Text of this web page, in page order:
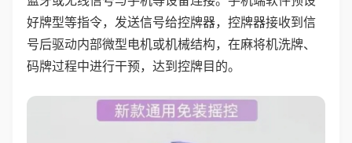
好牌型等指令，发送信号给控牌器，控牌器接收到信
号后驱动内部微型电机或机械结构，在麻将机洗牌、
码牌过程中进行干预，达到控牌目的。